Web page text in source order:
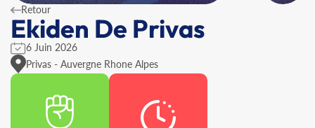
Retour
Ekiden De Privas
6 Juin 2026
Privas - Auvergne Rhone Alpes